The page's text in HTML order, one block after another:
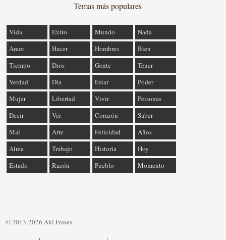
Temas más populares
Vida Éxito Mundo
Nada
Amor
Hacer Hombres
Bien
Tiempo
Dios Gente
Tener
Verdad
Día Estar
Poder
Mujer
Libertad Vivir
Personas
Decir
Ver Corazón
Saber
Mal
Arte Felicidad
Años
Alma
Trabajo Historia
Hoy
Estado
Razón Pueblo Momento
© 2013-2026 Aki Frases